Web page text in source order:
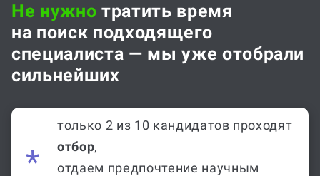
Не нужно тратить время
на поиск подходящего
специалиста — мы уже отобрали
сильнейших
только 2 из 10 кандидатов проходят
отбор,
отдаем предпочтение научным